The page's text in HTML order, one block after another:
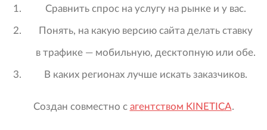
Сравнить спрос на услугу на рынке и у вас.
Понять, на какую версию сайта делать ставку
в трафике — мобильную, десктопную или обе.
В каких регионах лучше искать заказчиков.
Создан совместно с агентством KINETICA.